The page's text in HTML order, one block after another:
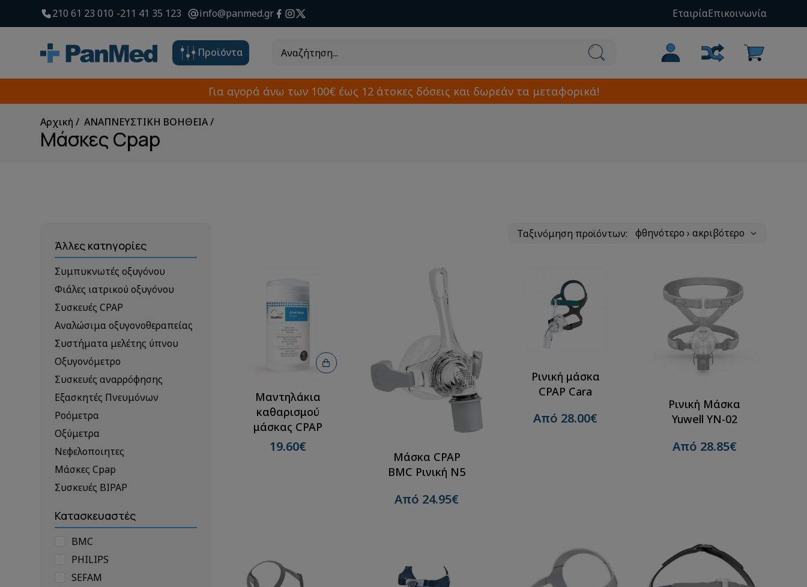
210 61 23 010 211 41 35 123 info@panmed.gr ΕταιρίαΕπικοινωνία
Προϊόντα
Για αγορά άνω των 100€ έως 12 άτοκες δόσεις και δωρεάν τα μεταφορικά!
Αρχική ΑΝΑΠΝΕΥΣΤΙΚΗ ΒΟΗΘΕΙΑ
Μάσκες Cpap
Άλλες κατηγορίες
Συμπυκνωτές οξυγόνου
Φιάλες ιατρικού οξυγόνου
Συσκευές CPAP
Αναλώσιμα οξυγονοθεραπείας
Συστήματα μελέτης ύπνου
Οξυγονόμετρο
Συσκευές αναρρόφησης
Εξασκητές Πνευμόνων
Ροόμετρα
Οξύμετρα
Νεφελοποιητες
Μάσκες Cpap
Συσκευές BIPAP
Κατασκευαστές
BMC
PHILIPS
SEFAM
Ταξινόμηση προϊόντων:
Μαντηλάκια
καθαρισμού
μάσκας CPAP
19.60€
Μάσκα CPAP
BMC Ρινική Ν5
Από 24.95€
Ρινική μάσκα
CPAP Cara
Από 28.00€
Ρινική Μάσκα
Yuwell YN-02
Από 28.85€